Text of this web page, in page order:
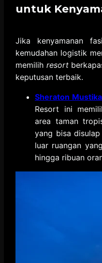
untuk
Jika kenyamanan
kemudahan logistik
memilih resort
keputusan terbaik.
Sheraton
Resort ini
area taman
yang bisa
luar ruangan
hingga ribuan